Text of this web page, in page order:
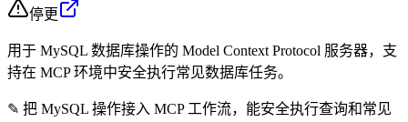
停更
用于 MySQL 数据库操作的 Model Context Protocol 服务器，支
持在 MCP 环境中安全执行常见数据库任务。
✎ 把 MySQL 操作接入 MCP 工作流，能安全执行查询和常见